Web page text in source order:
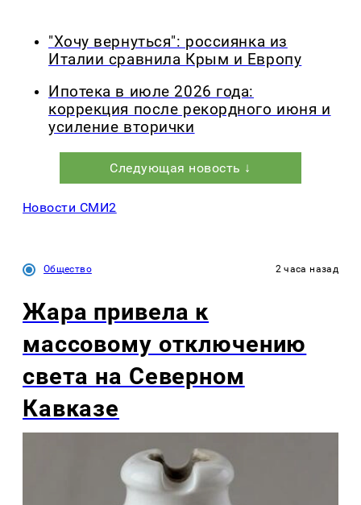
"Хочу вернуться": россиянка из
Италии сравнила Крым и Европу
Ипотека в июле 2026 года:
коррекция после рекордного июня и
усиление вторички
Следующая новость ↓
Новости СМИ2
Общество 2 часа назад
Жара привела к
массовому отключению
света на Северном
Кавказе